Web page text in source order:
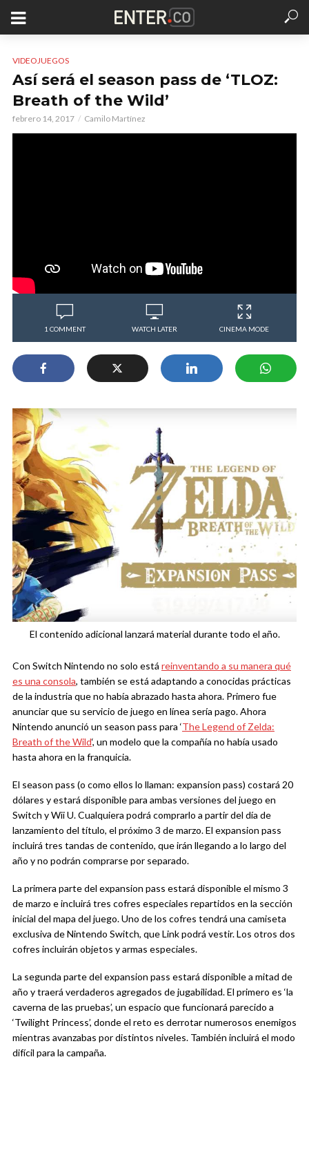
VIDEOJUEGOS
Así será el season pass de ‘TLOZ:
Breath of the Wild’
febrero 14, 2017 Camilo Martínez
1 COMMENT WATCH LATER CINEMA MODE
El contenido adicional lanzará material durante todo el año.
Con Switch Nintendo no solo está reinventando a su manera qué
es una consola, también se está adaptando a conocidas prácticas
de la industria que no había abrazado hasta ahora. Primero fue
anunciar que su servicio de juego en línea sería pago. Ahora
Nintendo anunció un season pass para ‘The Legend of Zelda:
Breath of the Wild‘, un modelo que la compañía no había usado
hasta ahora en la franquicia.
El season pass (o como ellos lo llaman: expansion pass) costará 20
dólares y estará disponible para ambas versiones del juego en
Switch y Wii U. Cualquiera podrá comprarlo a partir del día de
lanzamiento del título, el próximo 3 de marzo. El expansion pass
incluirá tres tandas de contenido, que irán llegando a lo largo del
año y no podrán comprarse por separado.
La primera parte del expansion pass estará disponible el mismo 3
de marzo e incluirá tres cofres especiales repartidos en la sección
inicial del mapa del juego. Uno de los cofres tendrá una camiseta
exclusiva de Nintendo Switch, que Link podrá vestir. Los otros dos
cofres incluirán objetos y armas especiales.
La segunda parte del expansion pass estará disponible a mitad de
año y traerá verdaderos agregados de jugabilidad. El primero es ‘la
caverna de las pruebas’, un espacio que funcionará parecido a
‘Twilight Princess’, donde el reto es derrotar numerosos enemigos
mientras avanzabas por distintos niveles. También incluirá el modo
difícil para la campaña.